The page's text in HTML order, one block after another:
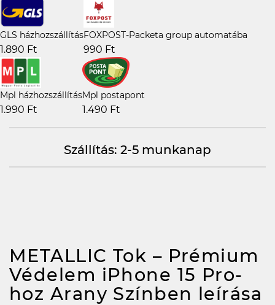
GLS házhozszállítás
1.890 Ft
FOXPOST-Packeta group automatába
990 Ft
Mpl házhozszállítás
1.990 Ft
Mpl postapont
1.490 Ft
Szállítás: 2-5 munkanap
METALLIC Tok – Prémium
Védelem iPhone 15 Pro-
hoz Arany Színben leírása